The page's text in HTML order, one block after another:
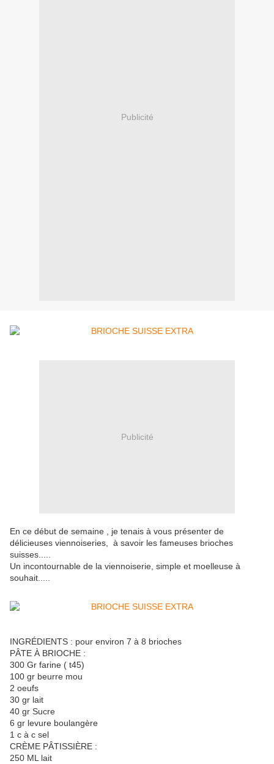
Publicité
Publicité
En ce début de semaine , je tenais à vous présenter de
délicieuses viennoiseries, à savoir les fameuses brioches
suisses.....
Un incontournable de la viennoiserie, simple et moelleuse à
souhait.....
INGRÉDIENTS : pour environ 7 à 8 brioches
PÂTE À BRIOCHE :
300 Gr farine ( t45)
100 gr beurre mou
2 oeufs
30 gr lait
40 gr Sucre
6 gr levure boulangère
1 c à c sel
CRÈME PÂTISSIÈRE :
250 ML lait